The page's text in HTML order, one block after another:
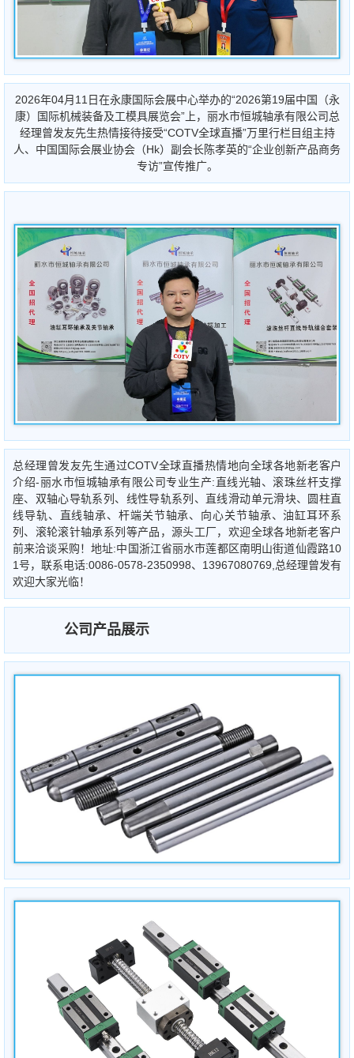
2026年04月11日在永康国际会展中心举办的“2026第19届中国（永
康）国际机械装备及工模具展览会”上，丽水市恒城轴承有限公司总
经理曾发友先生热情接待接受“COTV全球直播”万里行栏目组主持
人、中国国际会展业协会（Hk）副会长陈孝英的“企业创新产品商务
专访”宣传推广。
总经理曾发友先生通过COTV全球直播热情地向全球各地新老客户
介绍-丽水市恒城轴承有限公司专业生产:直线光轴、滚珠丝杆支撑
座、双轴心导轨系列、线性导轨系列、直线滑动单元滑块、圆柱直
线导轨、直线轴承、杆端关节轴承、向心关节轴承、油缸耳环系
列、滚轮滚针轴承系列等产品，源头工厂，欢迎全球各地新老客户
前来洽谈采购！地址:中国浙江省丽水市莲都区南明山街道仙霞路10
1号，联系电话:0086-0578-2350998、13967080769,总经理曾发有
欢迎大家光临！
公司产品展示